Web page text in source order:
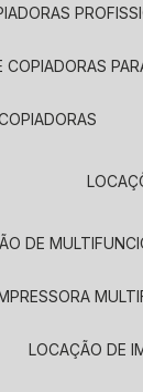
COPIADORAS
DE
LOCAÇÃO DE